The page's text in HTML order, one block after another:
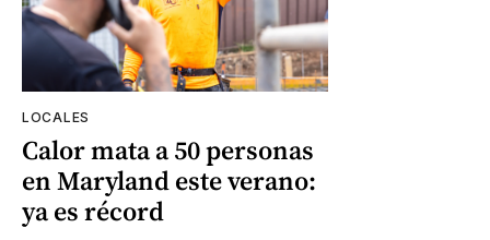
LOCALES
Calor mata a 50 personas
en Maryland este verano:
ya es récord